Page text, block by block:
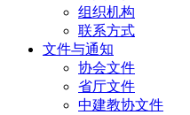
组织机构
联系方式
文件与通知
协会文件
省厅文件
中建教协文件